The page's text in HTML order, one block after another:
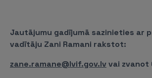
Jautājumu gadījumā sazinieties ar
vadītāju Zani Ramani rakstot:
zane.ramane@lvif.gov.lvvai zvanot